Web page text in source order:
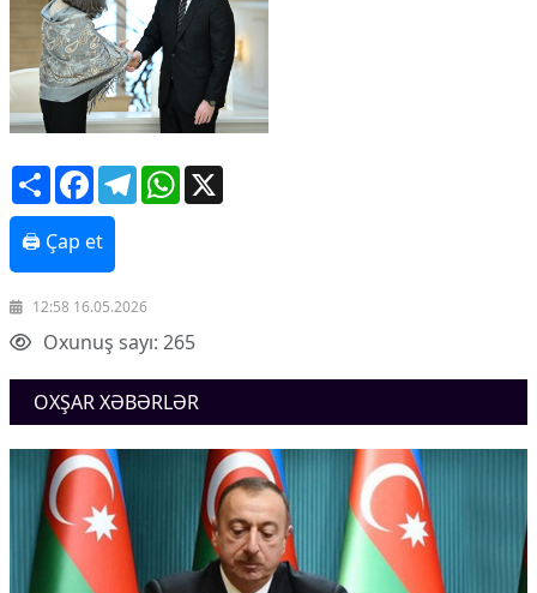
ShareFacebookTelegramWhatsApp
🖨 Çap et
12:58 16.05.2026
Oxunuş sayı: 265
OXŞAR XƏBƏRLƏR